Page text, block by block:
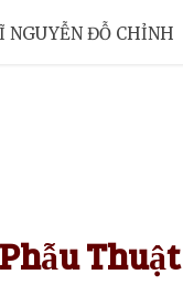
NGUYỄN ĐỖ CHỈNH